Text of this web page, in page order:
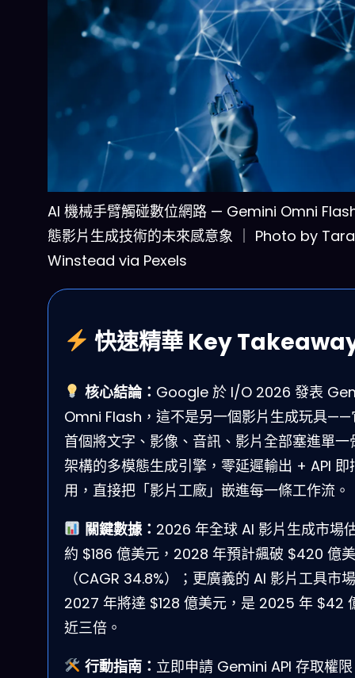
AI 機械手臂觸碰數位網路 — Gemini Omni
態影片生成技術的未來感意象 ｜ Photo by Tara
Winstead via Pexels
快速精華 Key
核心結論： Google 於 I/O 2026 發表
Omni Flash，這不是另一個影片生成玩具——
首個將文字、影像、音訊、影片全部塞進單一
架構的多模態生成引擎，零延遲輸出 + API 即
用，直接把「影片工廠」嵌進每一條工作流。
關鍵數據： 2026 年全球 AI 影片生成市場
約 $186 億美元，2028 年預計飆破 $420 億
（CAGR 34.8%）；更廣義的 AI 影片工具市場
2027 年將達 $128 億美元，是 2025 年 $42
近三倍。
行動指南： 立即申請 Gemini API 存取權